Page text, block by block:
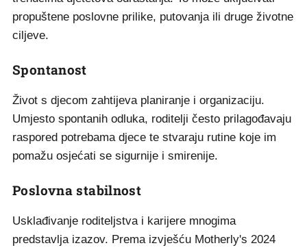
propuštene poslovne prilike, putovanja ili druge životne
ciljeve.
Spontanost
Život s djecom zahtijeva planiranje i organizaciju.
Umjesto spontanih odluka, roditelji često prilagođavaju
raspored potrebama djece te stvaraju rutine koje im
pomažu osjećati se sigurnije i smirenije.
Poslovna stabilnost
Usklađivanje roditeljstva i karijere mnogima
predstavlja izazov. Prema izvješću Motherly's 2024